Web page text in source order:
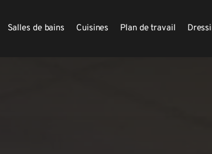
Salles de bains Cuisines Plan de travail